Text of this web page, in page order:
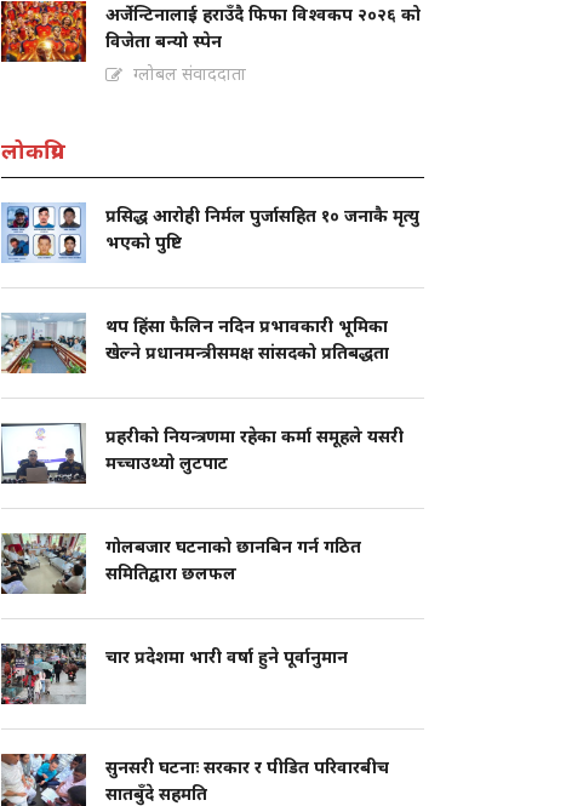
अर्जेन्टिनालाई हराउँदै फिफा विश्वकप २०२६ को
विजेता बन्यो स्पेन
ग्लोबल संवाददाता
लोकप्रिय
प्रसिद्ध आरोही निर्मल पुर्जासहित १० जनाकै मृत्यु
भएको पुष्टि
थप हिंसा फैलिन नदिन प्रभावकारी भूमिका
खेल्ने प्रधानमन्त्रीसमक्ष सांसदको प्रतिबद्धता
प्रहरीको नियन्त्रणमा रहेका कर्मा समूहले यसरी
मच्चाउथ्यो लुटपाट
गोलबजार घटनाको छानबिन गर्न गठित
समितिद्वारा छलफल
चार प्रदेशमा भारी वर्षा हुने पूर्वानुमान
सुनसरी घटनाः सरकार र पीडित परिवारबीच
सातबुँदे सहमति